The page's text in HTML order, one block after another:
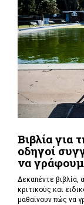
Βιβλία για
οδηγοί
να
Δεκαπέντε βιβλία,
κριτικούς και
μαθαίνουν πώς να